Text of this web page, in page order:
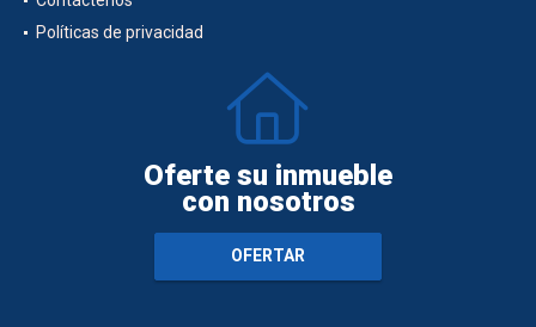
Políticas de privacidad
Oferte su inmueble
con nosotros
OFERTAR